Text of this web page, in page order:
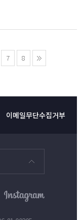
7 8
이메일무단수집거부